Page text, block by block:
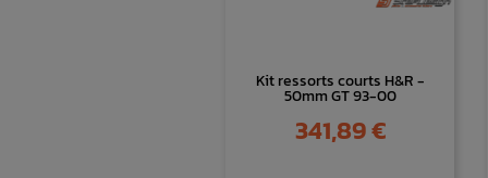
Kit ressorts courts H&R -
50mm GT 93-00
Prix
341,89 €